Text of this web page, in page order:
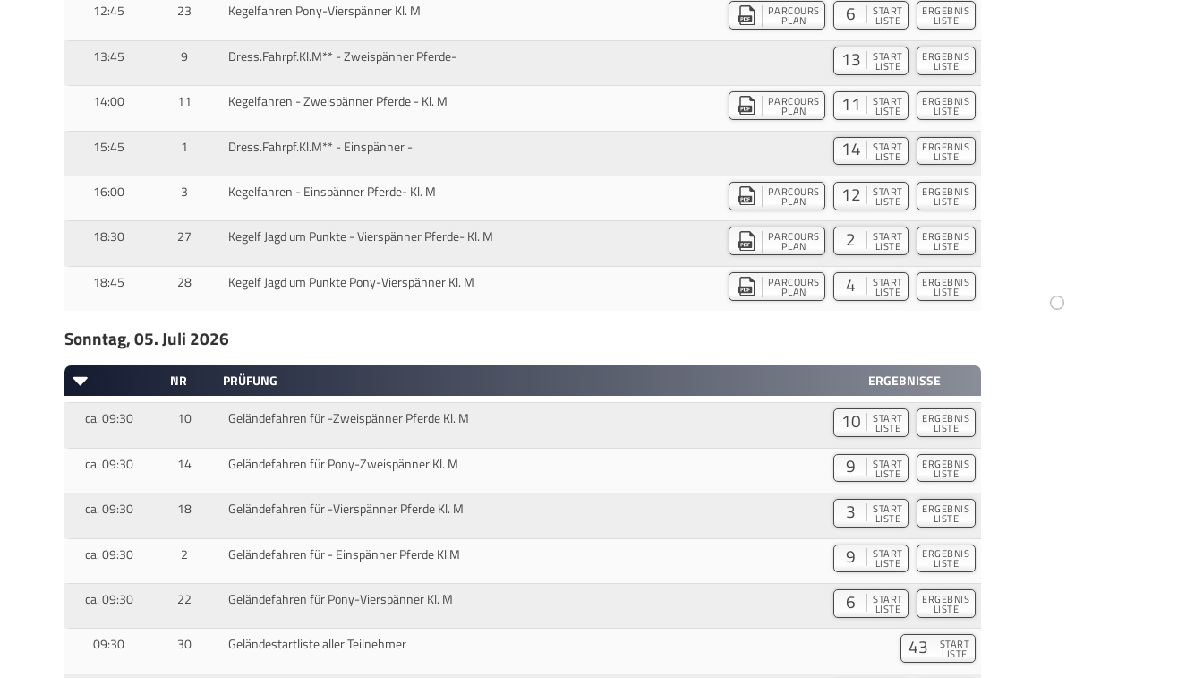
12:45 23 Kegelfahren Pony-Vierspänner Kl. M PARCOURS
PLAN 6 START
LISTE
ERGEBNIS
LISTE
13:45 9 Dress.Fahrpf.Kl.M** - Zweispänner Pferde- 13 START
LISTE
ERGEBNIS
LISTE
14:00 11 Kegelfahren - Zweispänner Pferde - Kl. M PARCOURS
PLAN 11 START
LISTE
ERGEBNIS
LISTE
15:45 1 Dress.Fahrpf.Kl.M** - Einspänner - 14 START
LISTE
ERGEBNIS
LISTE
16:00 3 Kegelfahren - Einspänner Pferde- Kl. M PARCOURS
PLAN 12 START
LISTE
ERGEBNIS
LISTE
18:30 27 Kegelf Jagd um Punkte - Vierspänner Pferde- Kl. M PARCOURS
PLAN 2 START
LISTE
ERGEBNIS
LISTE
18:45 28 Kegelf Jagd um Punkte Pony-Vierspänner Kl. M PARCOURS
PLAN 4 START
LISTE
ERGEBNIS
LISTE
Sonntag, 05. Juli 2026
NR PRÜFUNG
ERGEBNISSE
ca. 09:30
10 Geländefahren für -Zweispänner Pferde Kl. M 10 START
LISTE
ERGEBNIS
LISTE
ca. 09:30 14 Geländefahren für Pony-Zweispänner Kl. M 9 START
LISTE
ERGEBNIS
LISTE
ca. 09:30 18 Geländefahren für -Vierspänner Pferde Kl. M 3 START
LISTE
ERGEBNIS
LISTE
ca. 09:30 2 Geländefahren für - Einspänner Pferde Kl.M 9 START
LISTE
ERGEBNIS
LISTE
ca. 09:30 22 Geländefahren für Pony-Vierspänner Kl. M 6 START
LISTE
ERGEBNIS
LISTE
09:30 30 Geländestartliste aller Teilnehmer 43 START
LISTE